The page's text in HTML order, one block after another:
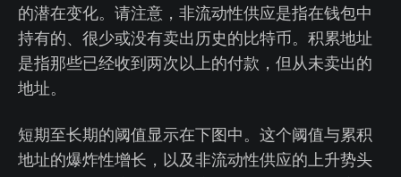
的潜在变化。请注意，非流动性供应是指在钱包中
持有的、很少或没有卖出历史的比特币。积累地址
是指那些已经收到两次以上的付款，但从未卖出的
地址。
短期至长期的阈值显示在下图中。这个阈值与累积
地址的爆炸性增长，以及非流动性供应的上升势头